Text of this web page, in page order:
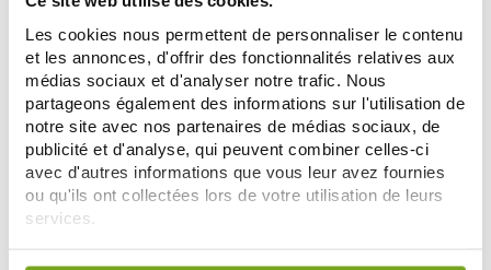
Les cookies nous permettent de personnaliser le contenu
et les annonces, d'offrir des fonctionnalités relatives aux
médias sociaux et d'analyser notre trafic. Nous
partageons également des informations sur l'utilisation de
notre site avec nos partenaires de médias sociaux, de
publicité et d'analyse, qui peuvent combiner celles-ci
avec d'autres informations que vous leur avez fournies
ou qu'ils ont collectées lors de votre utilisation de leurs
services.
Votre choix de consentement est conservé pendant une
-20
Zéro
gaspi -20
Zéro
gaspi